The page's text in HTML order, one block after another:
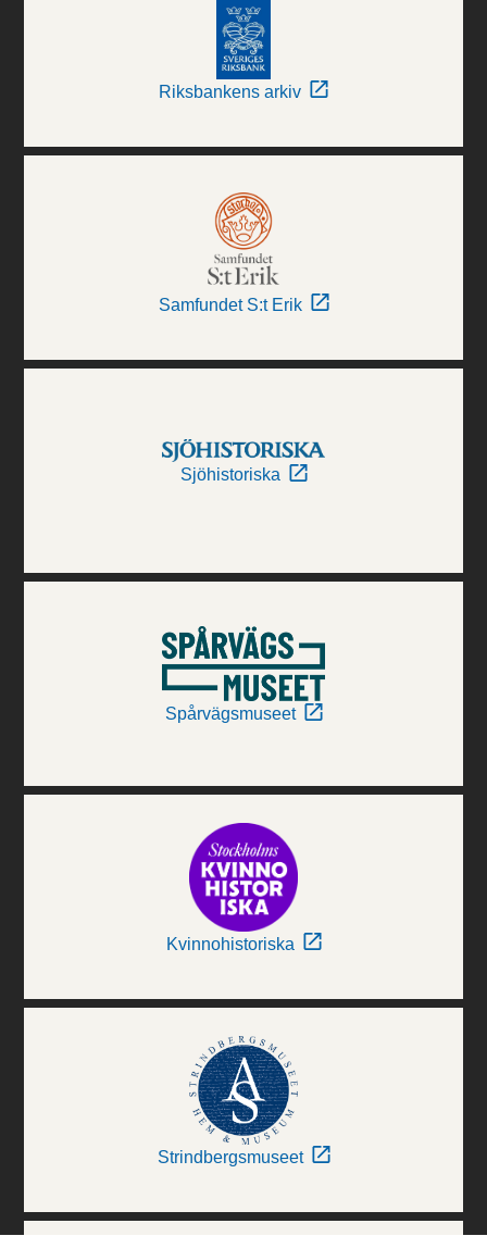
Riksbankens arkiv
Samfundet S:t Erik
Sjöhistoriska
Spårvägsmuseet
Kvinnohistoriska
Strindbergsmuseet